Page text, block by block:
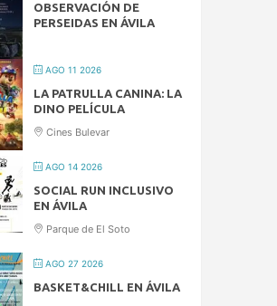
OBSERVACIÓN DE
PERSEIDAS EN ÁVILA
AGO 11 2026
LA PATRULLA CANINA: LA
DINO PELÍCULA
Cines Bulevar
AGO 14 2026
SOCIAL RUN INCLUSIVO
EN ÁVILA
Parque de El Soto
AGO 27 2026
BASKET&CHILL EN ÁVILA